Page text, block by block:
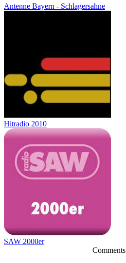
Antenne Bayern - Schlagersahne
Hitradio 2010
SAW 2000er
Comments